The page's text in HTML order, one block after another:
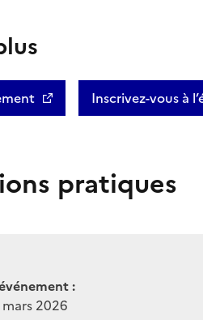
Inscrivez-vous à
pratiques
:
mars 2026